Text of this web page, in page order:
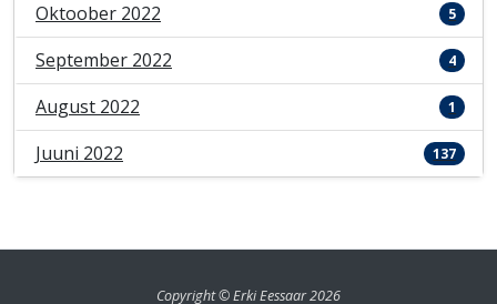
Oktoober 2022 5
September 2022 4
August 2022 1
Juuni 2022 137
Copyright © Erki Eessaar 2026